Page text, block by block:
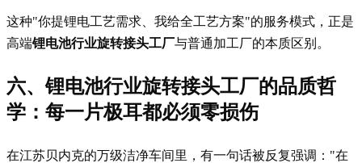
这种"你提锂电工艺需求、我给全工艺方案"的服务模式，正是
高端锂电池行业旋转接头工厂与普通加工厂的本质区别。
六、锂电池行业旋转接头工厂的品质哲
学：每一片极耳都必须零损伤
在江苏贝内克的万级洁净车间里，有一句话被反复强调："在